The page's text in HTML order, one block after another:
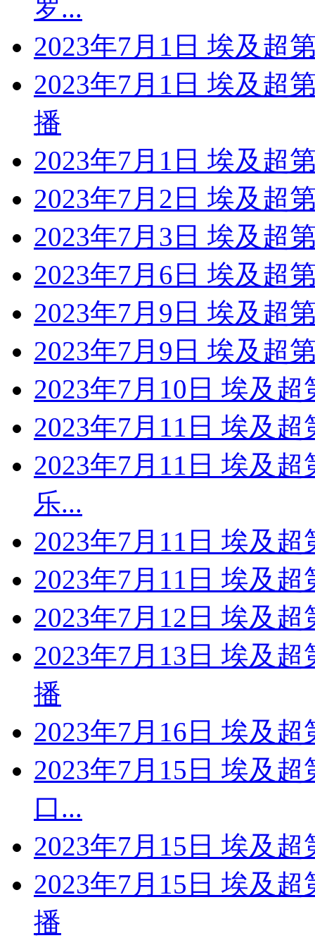
罗...
2023年7月1日 埃及超
2023年7月1日 埃及超
播
2023年7月1日 埃及超
2023年7月2日 埃及超
2023年7月3日 埃及超
2023年7月6日 埃及超
2023年7月9日 埃及超
2023年7月9日 埃及超
2023年7月10日 埃及
2023年7月11日 埃及
2023年7月11日 埃及
乐...
2023年7月11日 埃及
2023年7月11日 埃及
2023年7月12日 埃及
2023年7月13日 埃及
播
2023年7月16日 埃及
2023年7月15日 埃及
口...
2023年7月15日 埃及
2023年7月15日 埃及
播